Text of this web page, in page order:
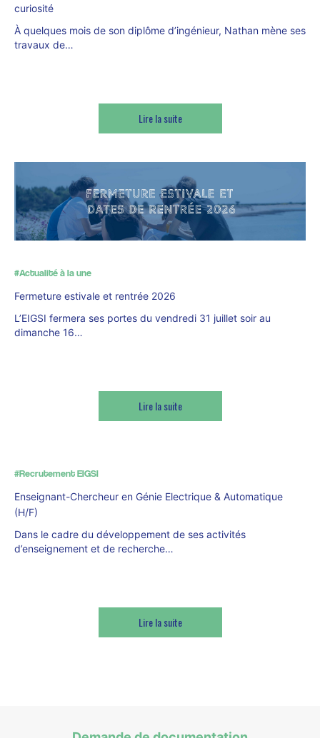
curiosité
À quelques mois de son diplôme d’ingénieur, Nathan mène ses
travaux de…
Lire la suite
#Actualité à la une
Fermeture estivale et rentrée 2026
L’EIGSI fermera ses portes du vendredi 31 juillet soir au
dimanche 16…
Lire la suite
#Recrutement EIGSI
Enseignant-Chercheur en Génie Electrique & Automatique
(H/F)
Dans le cadre du développement de ses activités
d’enseignement et de recherche…
Lire la suite